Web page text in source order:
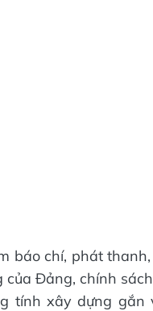
báo chí, phát
Đảng, chính
tính xây dựng gắn